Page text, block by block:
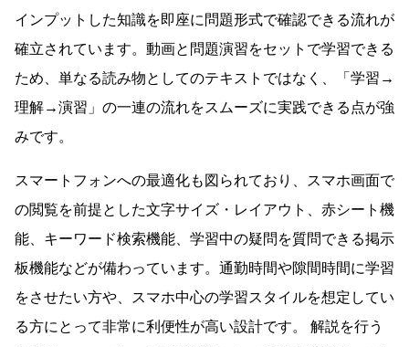
インプットした知識を即座に問題形式で確認できる流れが
確立されています。動画と問題演習をセットで学習できる
ため、単なる読み物としてのテキストではなく、「学習→
理解→演習」の一連の流れをスムーズに実践できる点が強
みです。
スマートフォンへの最適化も図られており、スマホ画面で
の閲覧を前提とした文字サイズ・レイアウト、赤シート機
能、キーワード検索機能、学習中の疑問を質問できる掲示
板機能などが備わっています。通勤時間や隙間時間に学習
をさせたい方や、スマホ中心の学習スタイルを想定してい
る方にとって非常に利便性が高い設計です。 解説を行う